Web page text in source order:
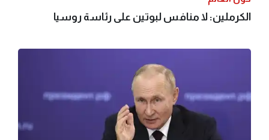
الكرملين: لا منافس لبوتين على رئاسة روسيا